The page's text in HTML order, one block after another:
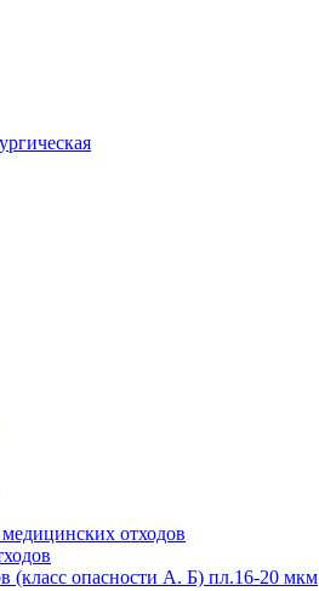
отходов
(класс опасности А. Б) пл.16-20 мкм